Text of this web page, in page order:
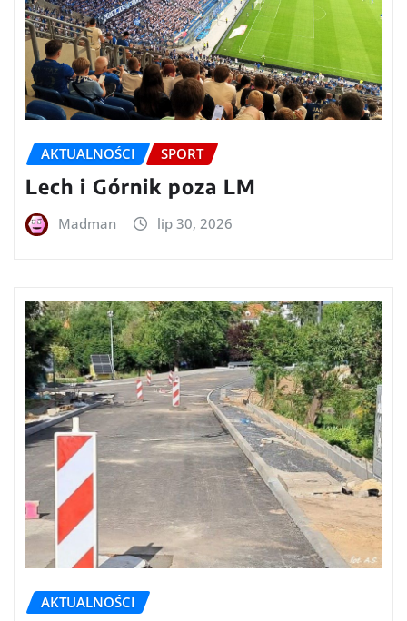
AKTUALNOŚCI SPORT
Lech i Górnik poza LM
Madman lip 30, 2026
AKTUALNOŚCI